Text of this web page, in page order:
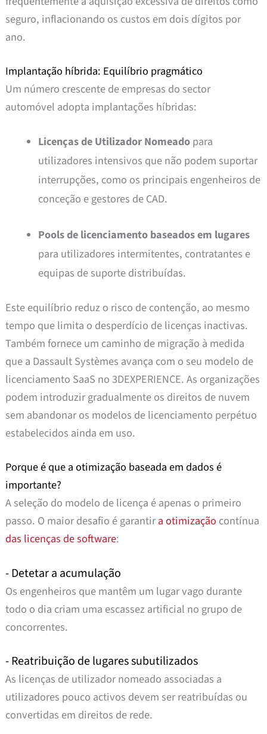
seguro, inflacionando os custos em dois dígitos por
ano.
Implantação híbrida: Equilíbrio pragmático
Um número crescente de empresas do sector
automóvel adopta implantações híbridas:
Licenças de Utilizador Nomeadopara
utilizadores intensivos que não podem suportar
interrupções, como os principais engenheiros de
conceção e gestores de CAD.
Pools de licenciamento baseados em lugares
para utilizadores intermitentes, contratantes e
equipas de suporte distribuídas.
Este equilíbrio reduz o risco de contenção, ao mesmo
tempo que limita o desperdício de licenças inactivas.
Também fornece um caminho de migração à medida
que a Dassault Systèmes avança com o seu modelo de
licenciamento SaaS no 3DEXPERIENCE. As organizações
podem introduzir gradualmente os direitos de nuvem
sem abandonar os modelos de licenciamento perpétuo
estabelecidos ainda em uso.
Porque é que a otimização baseada em dados é
importante?
A seleção do modelo de licença é apenas o primeiro
passo. O maior desafio é garantira otimização contínua
das licenças de software:
- Detetar a acumulação
Os engenheiros que mantêm um lugar vago durante
todo o dia criam uma escassez artificial no grupo de
concorrentes.
- Reatribuição de lugares subutilizados
As licenças de utilizador nomeado associadas a
utilizadores pouco activos devem ser reatribuídas ou
convertidas em direitos de rede.